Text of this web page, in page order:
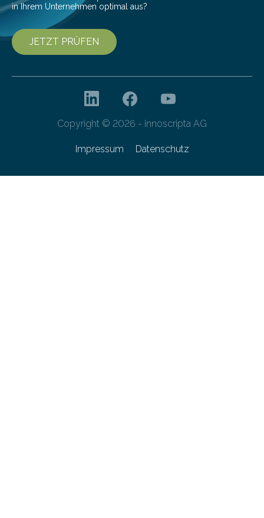
in Ihrem Unternehmen optimal aus?
JETZT PRÜFEN
Copyright © 2026 - innoscripta AG
Impressum Datenschutz